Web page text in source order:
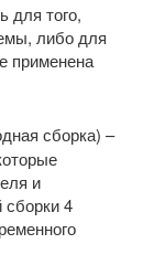
для того,
либо для
применена
сборка) –
и
сборки 4